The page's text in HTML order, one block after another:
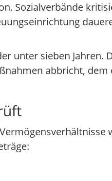
Sozialverbände
unter sieben Jahren.
abbricht, dem